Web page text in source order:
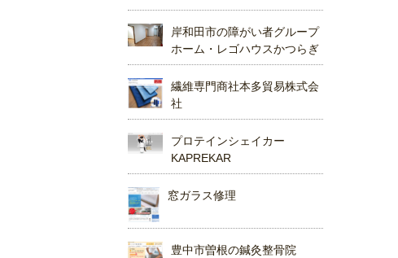
岸和田市の障がい者グループ
ホーム・レゴハウスかつらぎ
繊維専門商社本多貿易株式会
社
プロテインシェイカー
KAPREKAR
窓ガラス修理
豊中市曽根の鍼灸整骨院